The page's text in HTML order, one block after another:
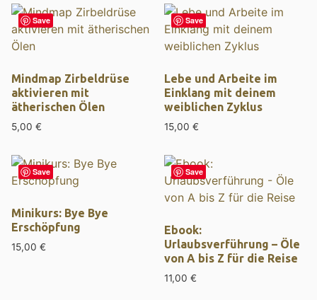
Save
Mindmap Zirbeldrüse
aktivieren mit
ätherischen Ölen
5,00 €
Save
Lebe und Arbeite im
Einklang mit deinem
weiblichen Zyklus
15,00 €
Save
Minikurs: Bye Bye
Erschöpfung
15,00 €
Save
Ebook:
Urlaubsverführung – Öle
von A bis Z für die Reise
11,00 €